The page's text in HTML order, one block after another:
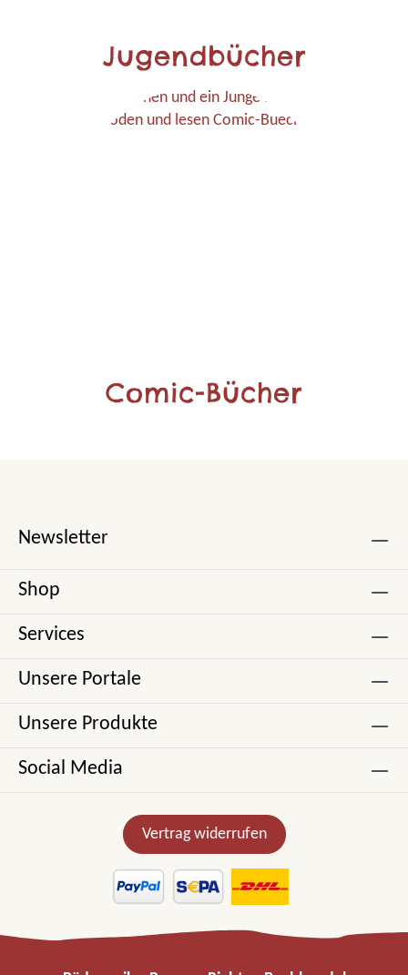
Jugendbücher
Comic-Bücher
Newsletter
Shop
Services
Unsere Portale
Unsere Produkte
Social Media
Vertrag widerrufen